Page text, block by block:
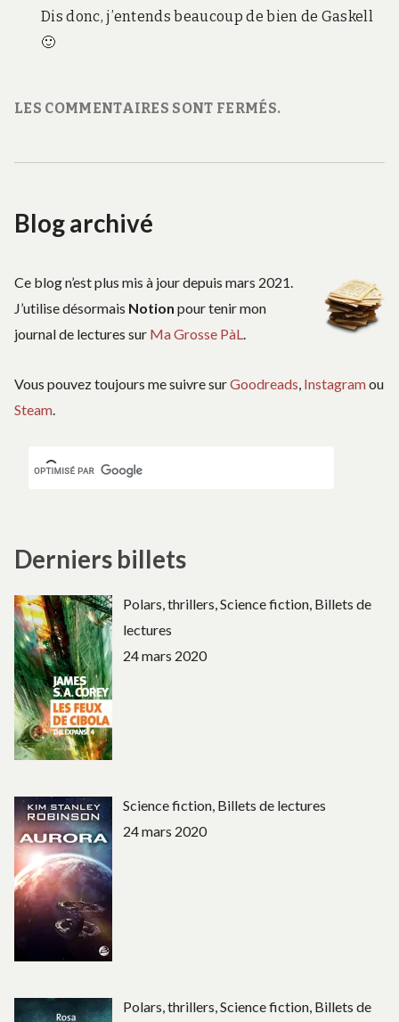
Dis donc, j’entends beaucoup de bien de Gaskell
🙂
LES COMMENTAIRES SONT FERMÉS.
Blog archivé
Ce blog n’est plus mis à jour depuis mars 2021.
J’utilise désormais Notion pour tenir mon
journal de lectures sur Ma Grosse PàL.
Vous pouvez toujours me suivre surGoodreads, Instagramou
Steam.
Derniers billets
Polars, thrillers, Science fiction, Billets de
lectures
24 mars 2020
Science fiction, Billets de lectures
24 mars 2020
Polars, thrillers, Science fiction, Billets de